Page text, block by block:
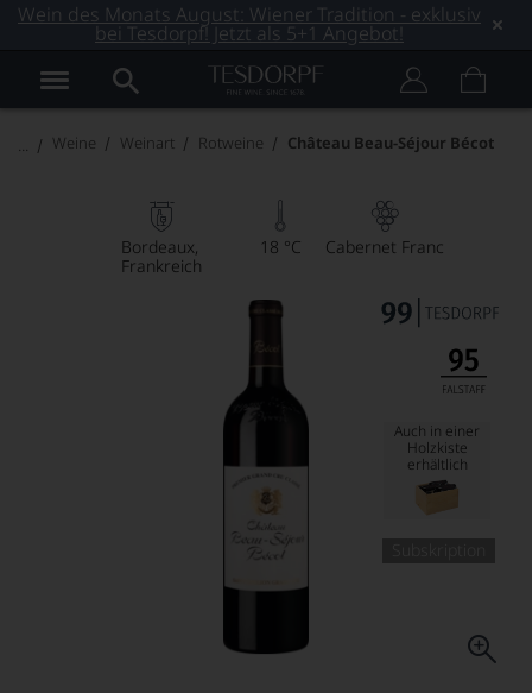
Wein des Monats August: Wiener Tradition - exklusiv
bei Tesdorpf! Jetzt als 5+1 Angebot!
Weine Weinart Rotweine Château Beau-Séjour Bécot
Bordeaux
Frankreich
18 °C Cabernet Franc
Auch in einer
Holzkiste
erhältlich